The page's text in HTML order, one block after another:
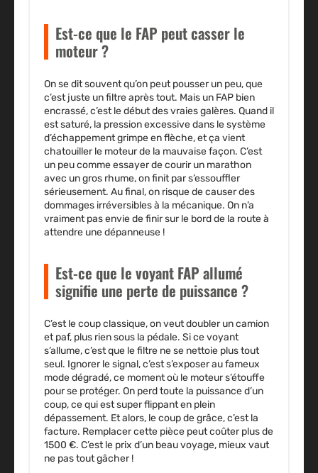
Est-ce que le FAP peut casser le
moteur ?
On se dit souvent qu’on peut pousser un peu, que
c’est juste un filtre après tout. Mais un FAP bien
encrassé, c’est le début des vraies galères. Quand il
est saturé, la pression excessive dans le système
d’échappement grimpe en flèche, et ça vient
chatouiller le moteur de la mauvaise façon. C’est
un peu comme essayer de courir un marathon
avec un gros rhume, on finit par s’essouffler
sérieusement. Au final, on risque de causer des
dommages irréversibles à la mécanique. On n’a
vraiment pas envie de finir sur le bord de la route à
attendre une dépanneuse !
Est-ce que le voyant FAP allumé
signifie une perte de puissance ?
C’est le coup classique, on veut doubler un camion
et paf, plus rien sous la pédale. Si ce voyant
s’allume, c’est que le filtre ne se nettoie plus tout
seul. Ignorer le signal, c’est s’exposer au fameux
mode dégradé, ce moment où le moteur s’étouffe
pour se protéger. On perd toute la puissance d’un
coup, ce qui est super flippant en plein
dépassement. Et alors, le coup de grâce, c’est la
facture. Remplacer cette pièce peut coûter plus de
1500 €. C’est le prix d’un beau voyage, mieux vaut
ne pas tout gâcher !